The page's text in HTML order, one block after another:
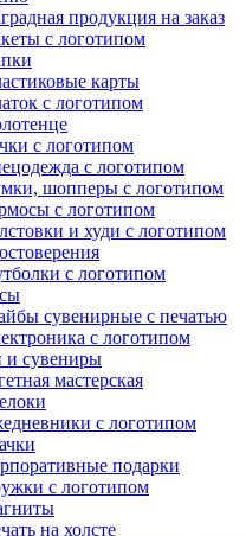
продукция на заказ
с логотипом
карты
с логотипом
с логотипом
с логотипом
шопперы с логотипом
с логотипом
и худи с логотипом
с логотипом
сувенирные с печатью
с логотипом
и сувениры
мастерская
с логотипом
подарки
с логотипом
на холсте